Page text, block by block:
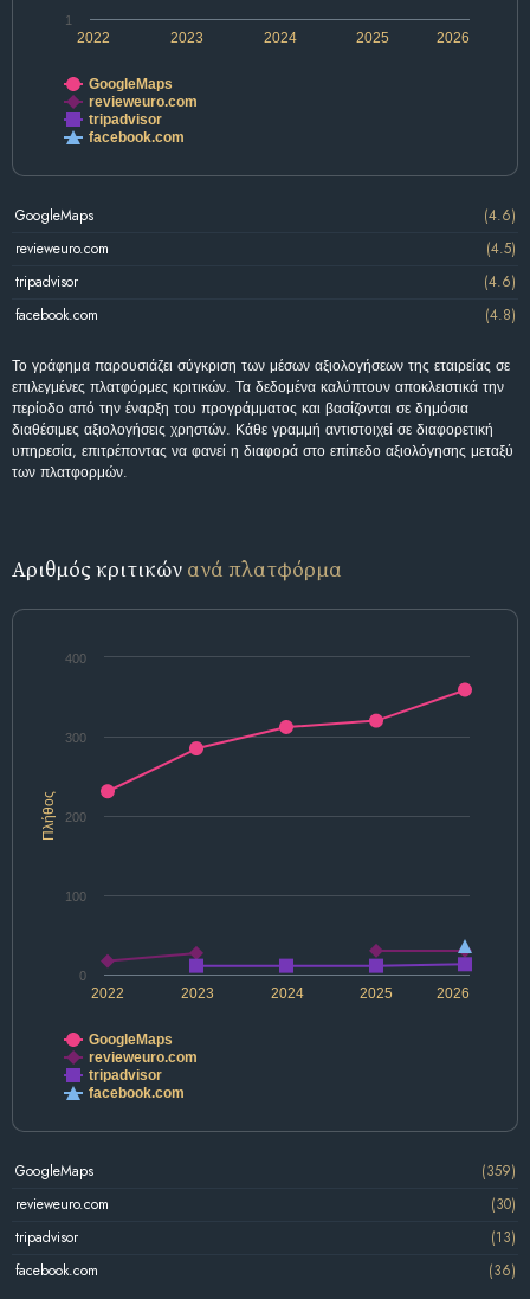
2022 2024 2026
2023 2025
1
GoogleMaps
revieweuro.com
tripadvisor
facebook.com
GoogleMaps
(4.6)
revieweuro.com
(4.5)
tripadvisor
(4.6)
facebook.com
(4.8)
Το γράφημα παρουσιάζει σύγκριση των μέσων αξιολογήσεων της εταιρείας σε
επιλεγμένες πλατφόρμες κριτικών. Τα δεδομένα καλύπτουν αποκλειστικά την
περίοδο από την έναρξη του προγράμματος και βασίζονται σε δημόσια
διαθέσιμες αξιολογήσεις χρηστών. Κάθε γραμμή αντιστοιχεί σε διαφορετική
υπηρεσία, επιτρέποντας να φανεί η διαφορά στο επίπεδο αξιολόγησης μεταξύ
των πλατφορμών.
Αριθμός κριτικών ανά πλατφόρμα
Πλήθος
2022 2024 2026
2023 2025
0
100
200
300
400
GoogleMaps
revieweuro.com
tripadvisor
facebook.com
GoogleMaps
(359)
revieweuro.com
(30)
tripadvisor
(13)
facebook.com
(36)